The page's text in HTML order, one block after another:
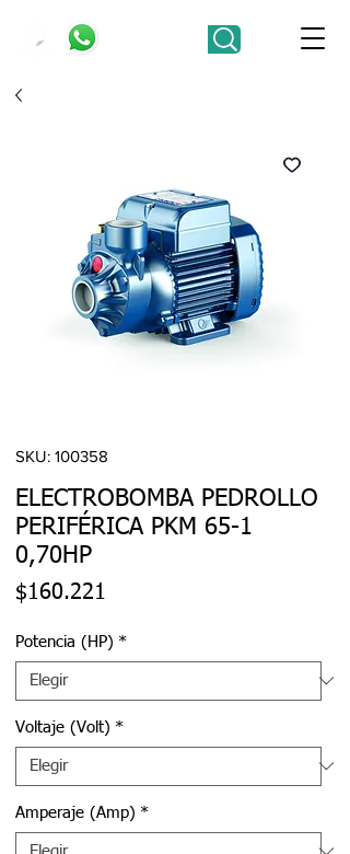
SKU: 100358
ELECTROBOMBA PEDROLLO
PERIFÉRICA PKM 65-1
0,70HP
$160.221
Potencia (HP) *
Voltaje (Volt) *
Amperaje (Amp) *